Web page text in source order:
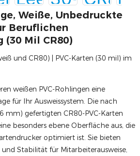
Weiße, Unbedruckte
Beruflichen
Mil CR80)
und CR80) | PVC-Karten (30 mil) im
weißen PVC-Rohlingen eine
für Ihr Ausweissystem. Die nach
mm) gefertigten CR80-PVC-Karten
besonders ebene Oberfläche aus, die
optimiert ist. Sie bieten
Stabilität für Mitarbeiterausweise,